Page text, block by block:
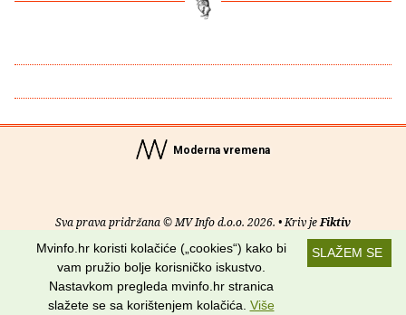
Moderna vremena
Sva prava pridržana © MV Info d.o.o. 2026. • Kriv jeFiktiv
O nama• Pomoć• Uvjeti korištenja•RSS kanali
Potraži nas na:
SLAŽEM SE
Mvinfo.hr koristi kolačiće („cookies“) kako bi
vam pružio bolje korisničko iskustvo.
Nastavkom pregleda mvinfo.hr stranica
slažete se sa korištenjem kolačića. Više